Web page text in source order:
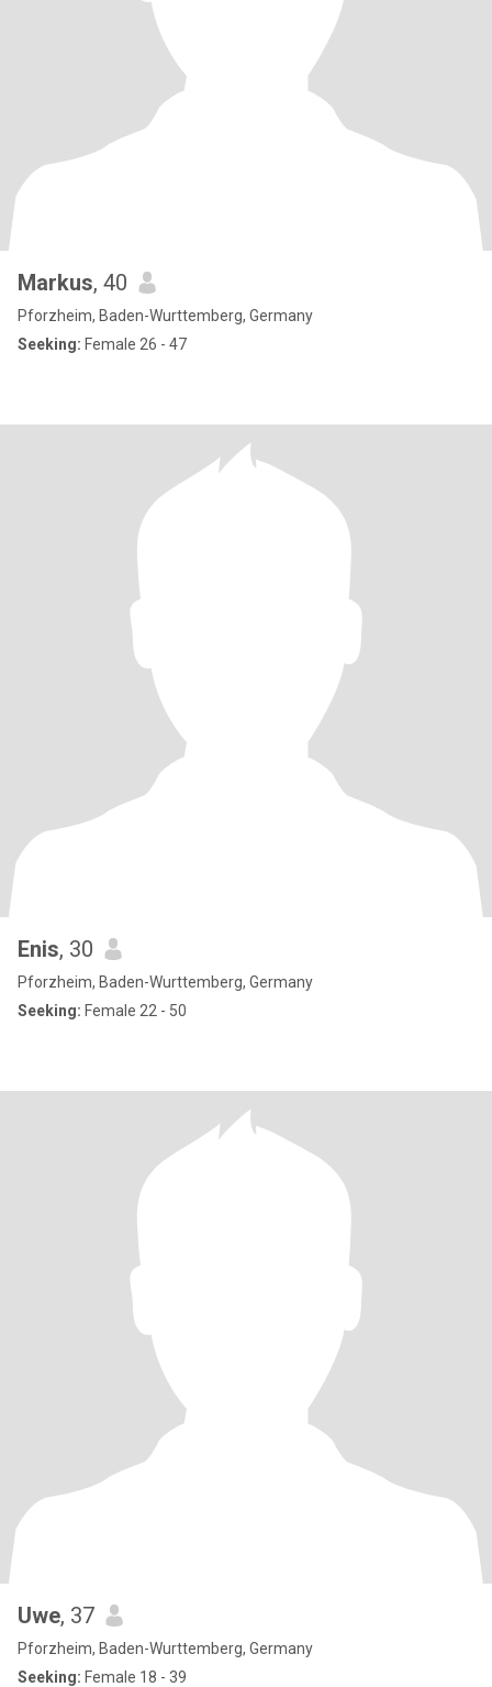
Markus, 40
Pforzheim, Baden-Wurttemberg, Germany
Seeking: Female 26 - 47
Enis, 30
Pforzheim, Baden-Wurttemberg, Germany
Seeking: Female 22 - 50
Uwe, 37
Pforzheim, Baden-Wurttemberg, Germany
Seeking: Female 18 - 39